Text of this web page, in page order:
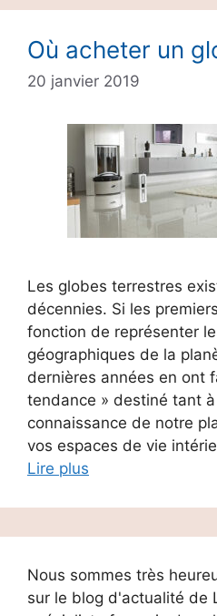
Où acheter un
20 janvier 2019
Les globes terrestres
décennies. Si les
fonction de représenter
géographiques de la
dernières années en ont
tendance » destiné tant
connaissance de notre
vos espaces de vie
Lire plus
Nous sommes très
sur le blog d'actualité de